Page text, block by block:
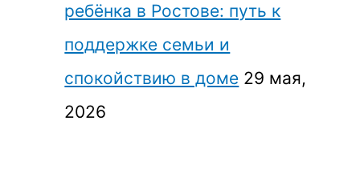
ребёнка в Ростове: путь к
поддержке семьи и
спокойствию в доме 29 мая,
2026